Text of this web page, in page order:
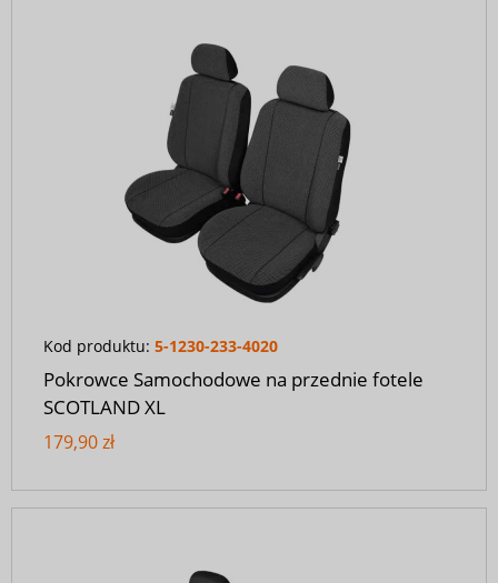
Kod produktu: 5-1230-233-4020
Pokrowce Samochodowe na przednie fotele
SCOTLAND XL
179,90 zł